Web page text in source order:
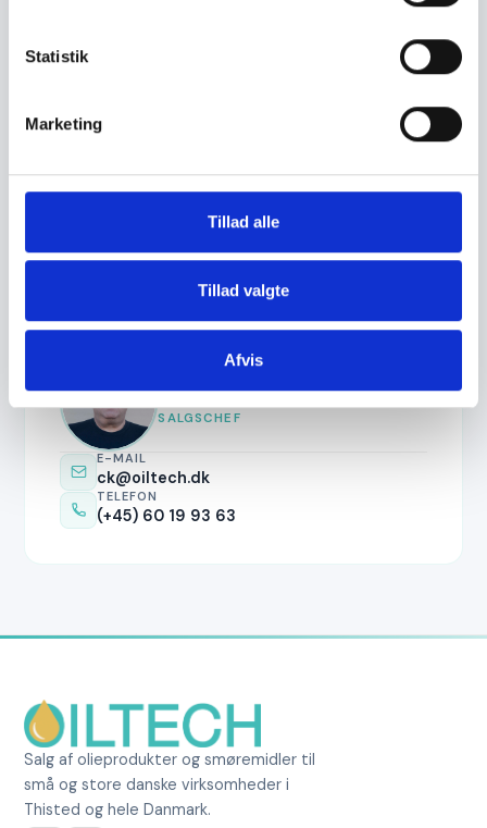
Statistik
Marketing
Tillad alle
Tillad valgte
Afvis
Carsten Kristensen
SALGSCHEF
E-MAIL
ck@oiltech.dk
TELEFON
(+45) 60 19 93 63
Salg af olieprodukter og smøremidler til
små og store danske virksomheder i
Thisted og hele Danmark.